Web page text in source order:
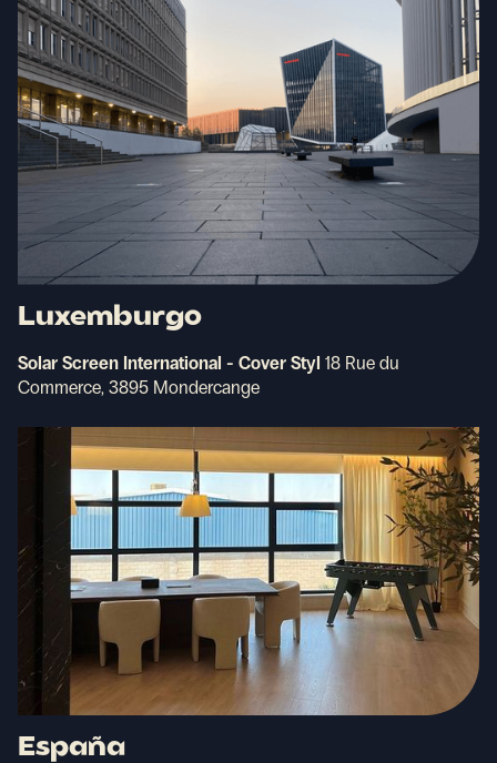
Luxemburgo
Solar Screen International - Cover Styl 18 Rue du
Commerce, 3895 Mondercange
España